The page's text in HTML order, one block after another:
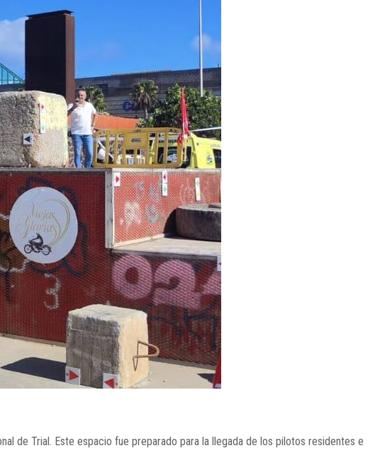
de Trial. Este espacio fue preparado para la llegada de los pilotos residentes e